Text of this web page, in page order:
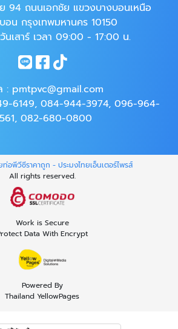
94 ถนนเอกชัย แขวงบางบอนเหนือ
อน กรุงเทพมหานคร 10150
เสาร์ เวลา 09:00 - 17:00 น.
: pmtpvc@gmail.com
6149, 084-944-3974, 096-964-
, 082-680-0800
ท่อพีวีซีราคาถูก - ประมงไทยเอ็นเตอร์ไพรส์
All rights reserved.
Work is Secure
Data With Encrypt
Powered By
Thailand YellowPages